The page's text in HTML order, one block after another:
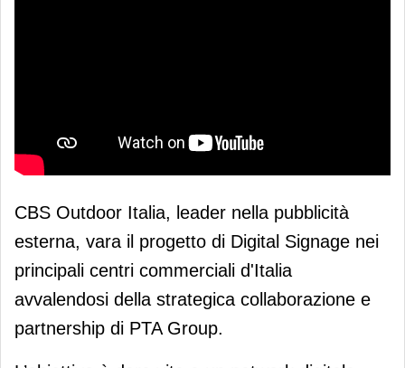
CBS Outdoor Italia, leader nella pubblicità
esterna, vara il progetto di Digital Signage nei
principali centri commerciali d'Italia
avvalendosi della strategica collaborazione e
partnership di PTA Group.